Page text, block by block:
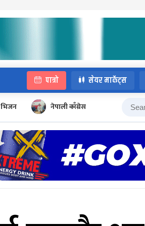
पात्रो सेयर मार्केट्स
नेपाली काँग्रेस